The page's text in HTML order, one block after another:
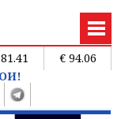
€ 94.06